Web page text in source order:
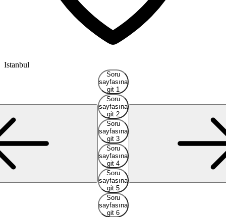
Istanbul
Soru
sayfasına
git 1
Soru
sayfasına
git 2
Soru
sayfasına
git 3
Soru
sayfasına
git 4
Soru
sayfasına
git 5
Soru
sayfasına
git 6